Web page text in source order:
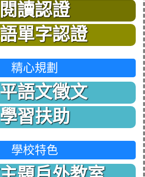
閱讀認證
單字認證
精心規劃
語文徵文
學習扶助
學校特色